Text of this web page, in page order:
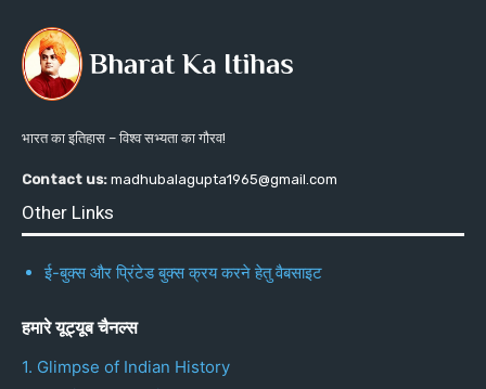
भारत का इतिहास – विश्व सभ्यता का गौरव!
Contact us: madhubalagupta1965@gmail.com
Other Links
ई-बुक्स और प्रिंटेड बुक्स क्रय करने हेतु वैबसाइट
हमारे यूट्यूब चैनल्स
1. Glimpse of Indian History